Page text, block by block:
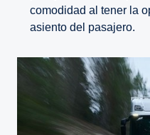
comodidad al tener la
asiento del pasajero.